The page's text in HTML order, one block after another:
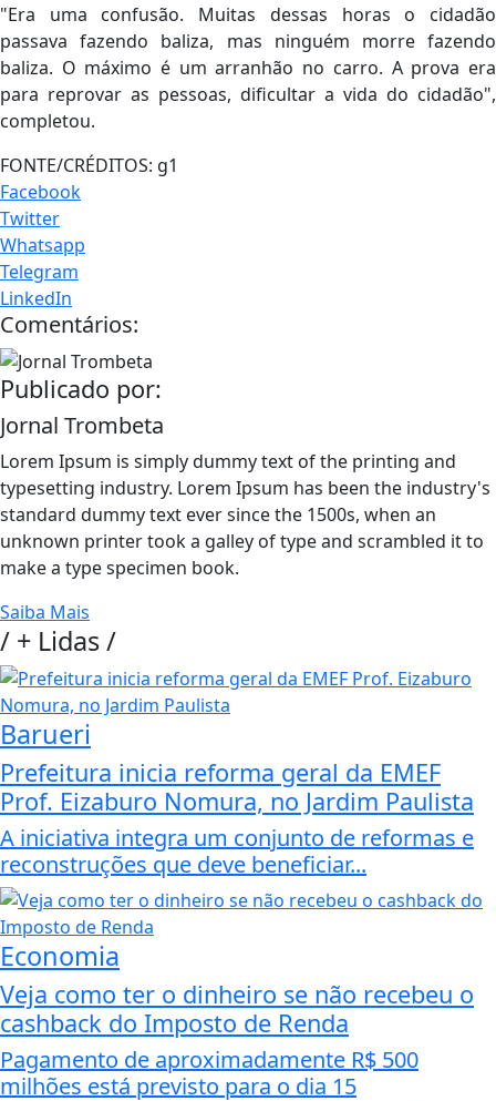
"Era uma confusão. Muitas dessas horas o cidadão
passava fazendo baliza, mas ninguém morre fazendo
baliza. O máximo é um arranhão no carro. A prova era
para reprovar as pessoas, dificultar a vida do cidadão",
completou.
FONTE/CRÉDITOS: g1
Facebook
Twitter
Whatsapp
Telegram
LinkedIn
Comentários:
Publicado por:
Jornal Trombeta
Lorem Ipsum is simply dummy text of the printing and
typesetting industry. Lorem Ipsum has been the industry's
standard dummy text ever since the 1500s, when an
unknown printer took a galley of type and scrambled it to
make a type specimen book.
Saiba Mais
/ + Lidas/
Barueri
Prefeitura inicia reforma geral da EMEF
Prof. Eizaburo Nomura, no Jardim Paulista
A iniciativa integra um conjunto de reformas e
reconstruções que deve beneficiar...
Economia
Veja como ter o dinheiro se não recebeu o
cashback do Imposto de Renda
Pagamento de aproximadamente R$ 500
milhões está previsto para o dia 15